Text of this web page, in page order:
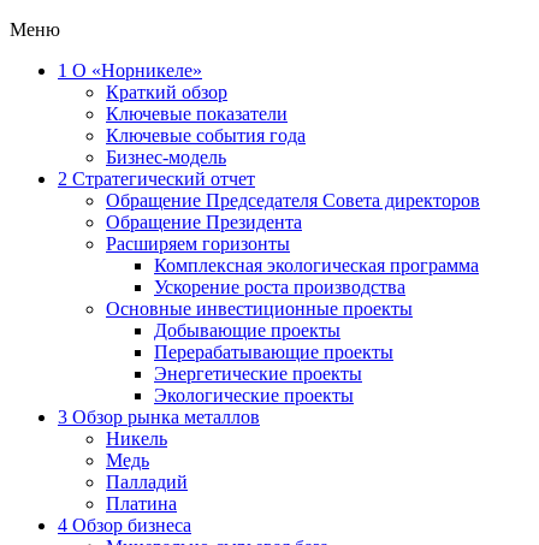
Меню
1 О «Норникеле»
Краткий обзор
Ключевые показатели
Ключевые события года
Бизнес-модель
2 Стратегический отчет
Обращение Председателя Совета директоров
Обращение Президента
Расширяем горизонты
Комплексная экологическая программа
Ускорение роста производства
Основные инвестиционные проекты
Добывающие проекты
Перерабатывающие проекты
Энергетические проекты
Экологические проекты
3 Обзор рынка металлов
Никель
Медь
Палладий
Платина
4 Обзор бизнеса